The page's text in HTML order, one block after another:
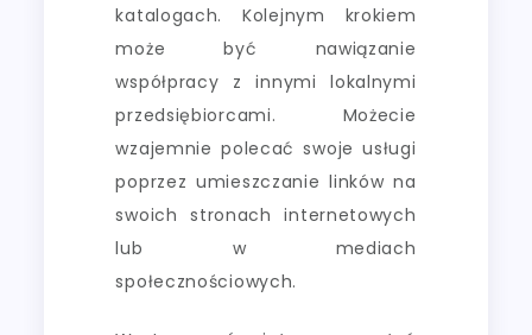
katalogach. Kolejnym krokiem
może być nawiązanie
współpracy z innymi lokalnymi
przedsiębiorcami. Możecie
wzajemnie polecać swoje usługi
poprzez umieszczanie linków na
swoich stronach internetowych
lub w mediach
społecznościowych.